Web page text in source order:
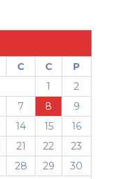
C C
P
1
2
7 8
9
14 15
16
21 22
23
28 29
30